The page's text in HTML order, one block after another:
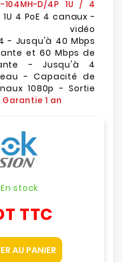
104MH-D/4P 1U / 4
1U 4 PoE 4 canaux -
vidéo
- Jusqu'à 40 Mbps
et 60 Mbps de
- Jusqu'à 4
- Capacité de
1080p - Sortie
Garantie 1 an
En stock
TTC
AU PANIER